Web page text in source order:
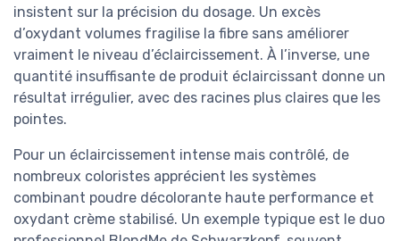
insistent sur la précision du dosage. Un excès
d’oxydant volumes fragilise la fibre sans améliorer
vraiment le niveau d’éclaircissement. À l’inverse, une
quantité insuffisante de produit éclaircissant donne un
résultat irrégulier, avec des racines plus claires que les
pointes.
Pour un éclaircissement intense mais contrôlé, de
nombreux coloristes apprécient les systèmes
combinant poudre décolorante haute performance et
oxydant crème stabilisé. Un exemple typique est le duo